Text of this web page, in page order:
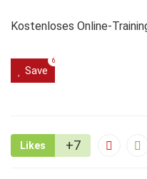
Kostenloses Online-
Save
6
Likes +7